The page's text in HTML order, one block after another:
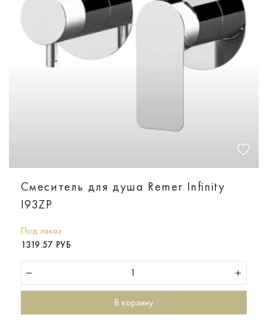
Смеситель для душа Remer Infinity
I93ZP
Под заказ
1319.57 РУБ
В корзину